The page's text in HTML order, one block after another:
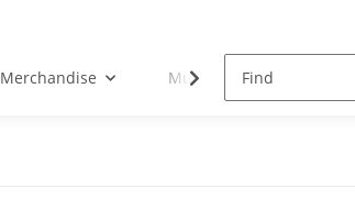
Merchandise Musik-CD